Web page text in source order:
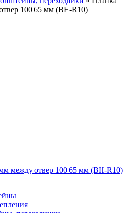
100 65 мм (BH-R10)